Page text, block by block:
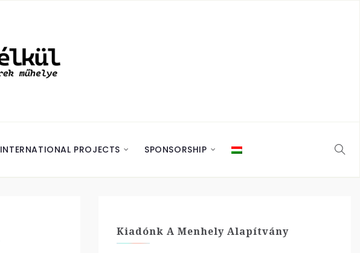
INTERNATIONAL PROJECTS SPONSORSHIP
Kiadónk A Menhely Alapítvány